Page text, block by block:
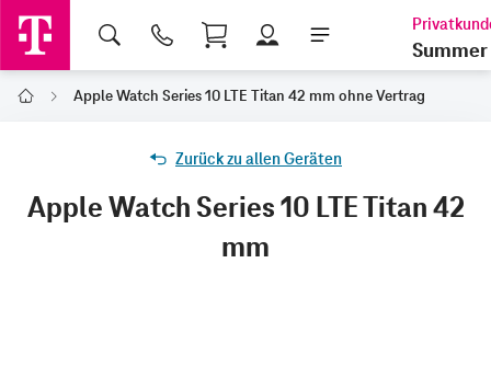
Shopping Cart
Summer
Home Apple Watch Series 10 LTE Titan 42 mm ohne Vertrag
Zurück zu allen Geräten
Apple Watch Series 10 LTE Titan 42
mm